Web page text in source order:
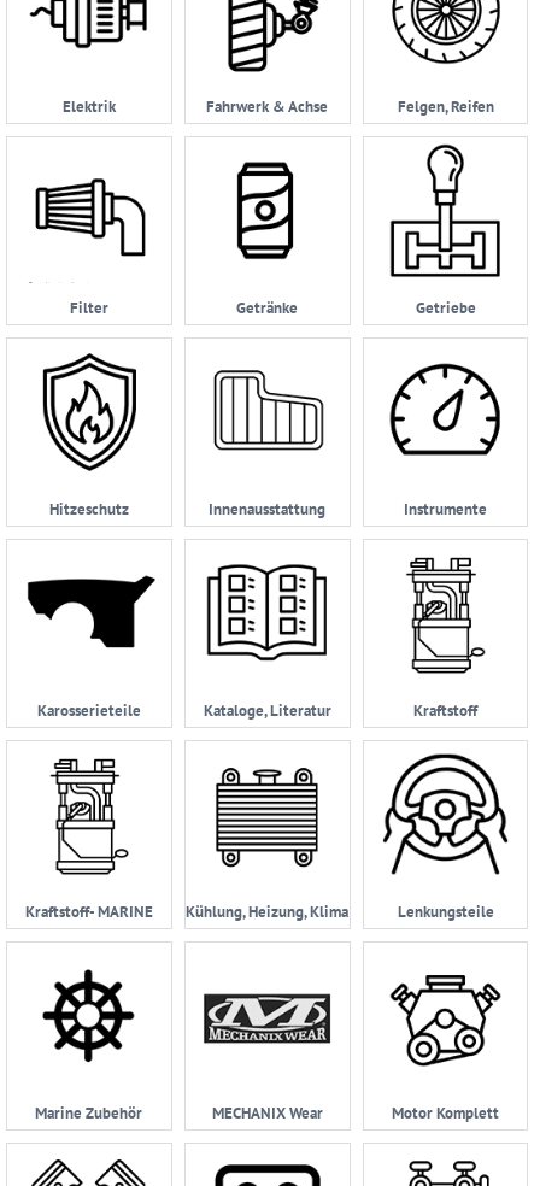
Elektrik Fahrwerk & Achse Felgen, Reifen
Filter Getränke Getriebe
Hitzeschutz Innenausstattung Instrumente
Karosserieteile Kataloge, Literatur Kraftstoff
Kraftstoff- MARINE Kühlung, Heizung, Klima Lenkungsteile
Marine Zubehör MECHANIX Wear Motor Komplett